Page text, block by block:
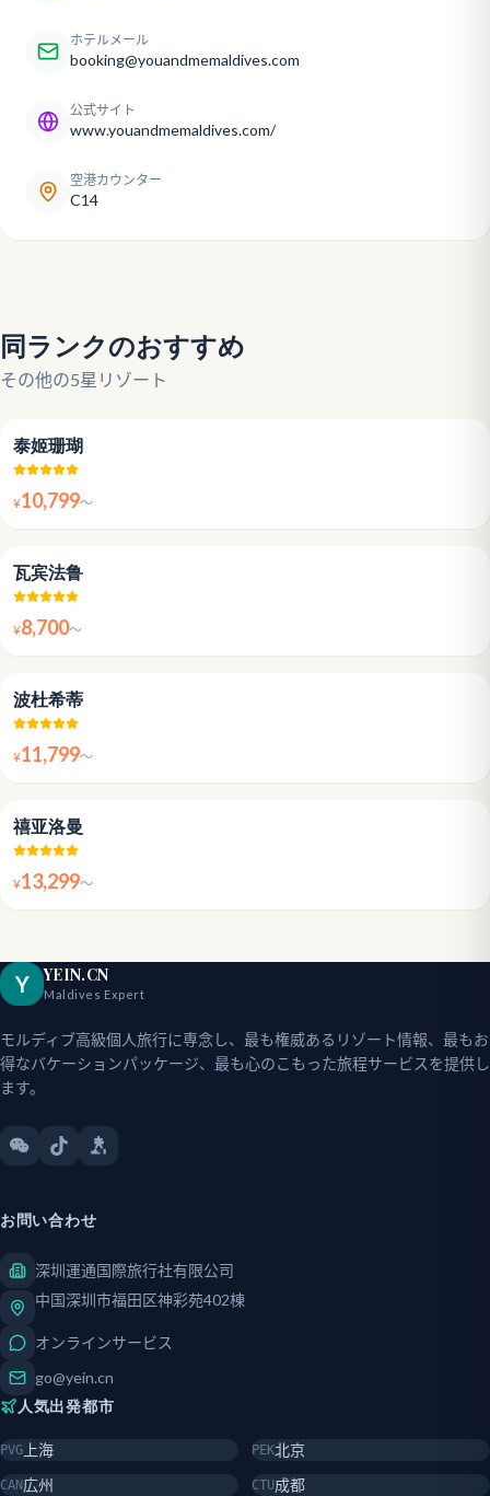
ホテルメール
booking@youandmemaldives.com
公式サイト
www.youandmemaldives.com/
空港カウンター
C14
同ランクのおすすめ
その他の5星リゾート
泰姬珊瑚
¥10,799〜
瓦宾法鲁
¥8,700〜
波杜希蒂
¥11,799〜
禧亚洛曼
¥13,299〜
Y YEIN.CN
Maldives Expert
モルディブ高級個人旅行に専念し、最も権威あるリゾート情報、最もお
得なバケーションパッケージ、最も心のこもった旅程サービスを提供し
ます。
お問い合わせ
深圳運通国際旅行社有限公司
中国深圳市福田区神彩苑402棟
オンラインサービス
go@yein.cn
人気出発都市
PVG 上海 PEK北京
CAN 広州 CTU成都